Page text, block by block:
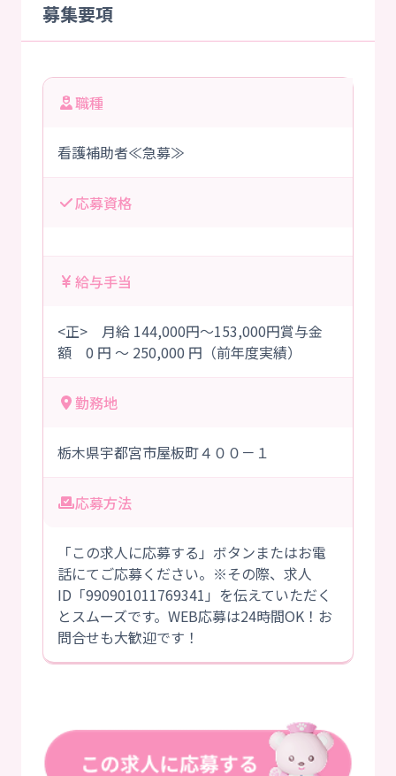
募集要項
職種
看護補助者≪急募≫
応募資格
給与手当
<正> 月給 144,000円～153,000円賞与金
額 0 円 ～ 250,000 円（前年度実績）
勤務地
栃木県宇都宮市屋板町４００－１
応募方法
「この求人に応募する」ボタンまたはお電
話にてご応募ください。※その際、求人
ID「990901011769341」を伝えていただく
とスムーズです。WEB応募は24時間OK！お
問合せも大歓迎です！